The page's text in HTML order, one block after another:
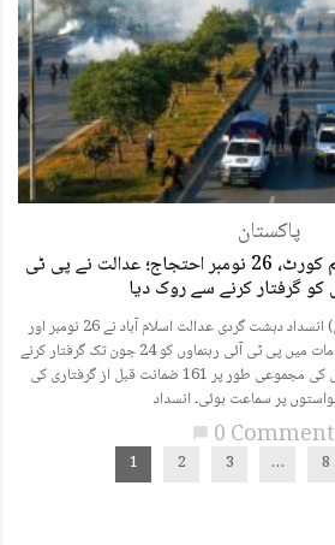
پاکستان
اسلام آباد (سہ پہر) سپریم کورٹ، 26 نومبر احتجاج؛ عدالت نے پی ٹی
کو گرفتار کرنے سے روک دیا
اسلام آباد (سہ پہر)(آئی پی ایس) انسداد دہشت گردی عدالت اسلام آباد نے 26 نومبر اور
سپریم کورٹ احتجاج پر درج مقدمات میں پی ٹی آئی رہنماوں کو 24 جون تک گرفتار کرنے
سے روک دیا۔ پی ٹی آئی رہنماوں کی مجموعی طور پر 161 ضمانت قبل از گرفتاری کی
chat_bubble 0 Comment
1 2 3 … 8